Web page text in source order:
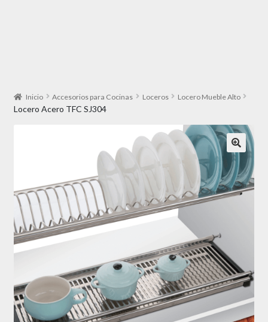
Inicio Accesorios para Cocinas Loceros Locero Mueble Alto
Locero Acero TFC SJ304
🔍